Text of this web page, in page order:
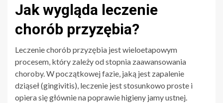
Jak wygląda leczenie
chorób przyzębia?
Leczenie chorób przyzębia jest wieloetapowym
procesem, który zależy od stopnia zaawansowania
choroby. W początkowej fazie, jaką jest zapalenie
dziąseł (gingivitis), leczenie jest stosunkowo proste i
opiera się głównie na poprawie higieny jamy ustnej.